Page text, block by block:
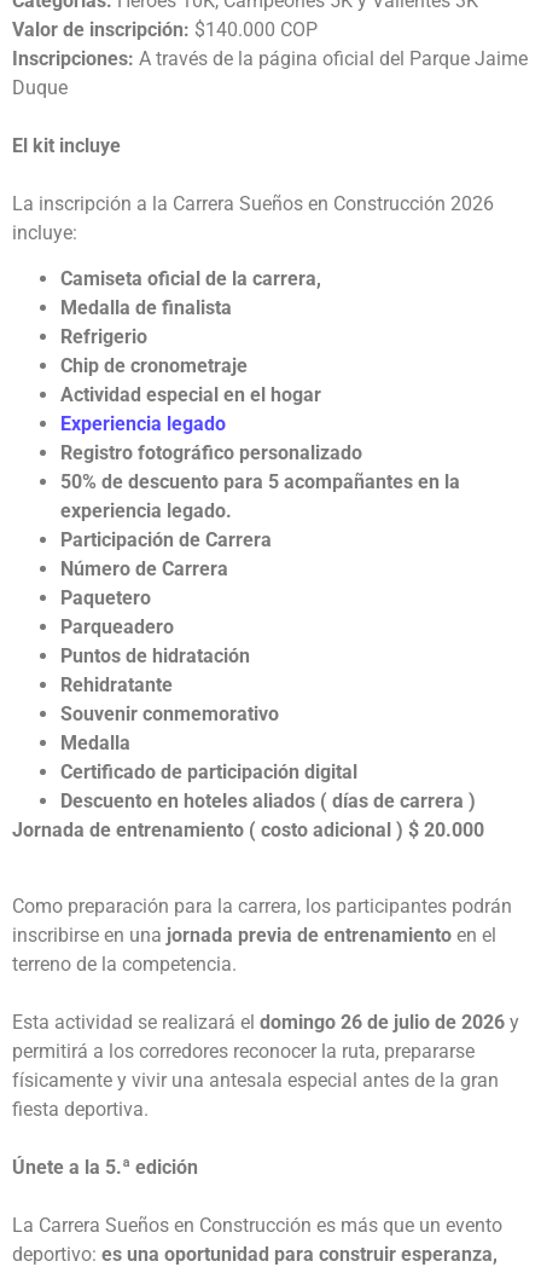
Valor de inscripción: $140.000 COP
Inscripciones: A través de la página oficial del Parque Jaime
Duque
El kit incluye
La inscripción a la Carrera Sueños en Construcción 2026
incluye:
Camiseta oficial de la carrera,
Medalla de finalista
Refrigerio
Chip de cronometraje
Actividad especial en el hogar
Experiencia legado
Registro fotográfico personalizado
50% de descuento para 5 acompañantes en la
experiencia legado.
Participación de Carrera
Número de Carrera
Paquetero
Parqueadero
Puntos de hidratación
Rehidratante
Souvenir conmemorativo
Medalla
Certificado de participación digital
Descuento en hoteles aliados ( días de carrera )
Jornada de entrenamiento ( costo adicional ) $ 20.000
Como preparación para la carrera, los participantes podrán
inscribirse en una jornada previa de entrenamiento en el
terreno de la competencia.
Esta actividad se realizará el domingo 26 de julio de 2026 y
permitirá a los corredores reconocer la ruta, prepararse
físicamente y vivir una antesala especial antes de la gran
fiesta deportiva.
Únete a la 5.ª edición
La Carrera Sueños en Construcción es más que un evento
deportivo: es una oportunidad para construir esperanza,